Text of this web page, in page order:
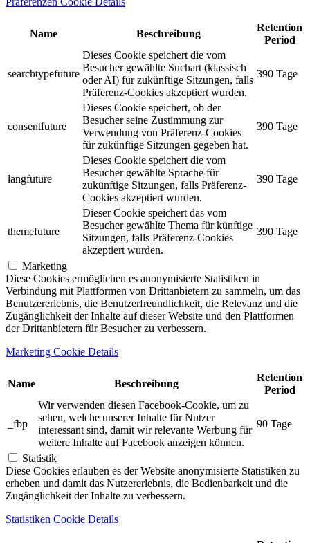
Name Beschreibung
Retention
Period
searchtypefuture
Dieses Cookie speichert die vom
Besucher gewählte Suchart (klassisch
oder AI) für zukünftige Sitzungen, falls
Präferenz-Cookies akzeptiert wurden.
390 Tage
consentfuture
Dieses Cookie speichert, ob der
Besucher seine Zustimmung zur
Verwendung von Präferenz-Cookies
für zukünftige Sitzungen gegeben hat.
390 Tage
langfuture
Dieses Cookie speichert die vom
Besucher gewählte Sprache für
zukünftige Sitzungen, falls Präferenz-
Cookies akzeptiert wurden.
390 Tage
themefuture
Dieser Cookie speichert das vom
Besucher gewählte Thema für künftige
Sitzungen, falls Präferenz-Cookies
akzeptiert wurden.
390 Tage
Marketing
Diese Cookies ermöglichen es anonymisierte Statistiken in
Verbindung mit Plattformen von Drittanbietern zu sammeln, um das
Benutzererlebnis, die Benutzerfreundlichkeit, die Relevanz und die
Zugänglichkeit der Inhalte auf dieser Website und den Plattformen
der Drittanbietern für Besucher zu verbessern.
Marketing Cookie Details
Name Beschreibung
Retention
Period
_fbp
Wir verwenden diesen Facebook-Cookie, um zu
sehen, welche unserer Inhalte für Nutzer
interessant sind, damit wir relevante Werbung für
weitere Inhalte auf Facebook anzeigen können.
90 Tage
Statistik
Diese Cookies erlauben es der Website anonymisierte Statistiken zu
erheben und damit das Nutzererlebnis, die Bedienbarkeit und die
Zugänglichkeit der Inhalte zu verbessern.
Statistiken Cookie Details